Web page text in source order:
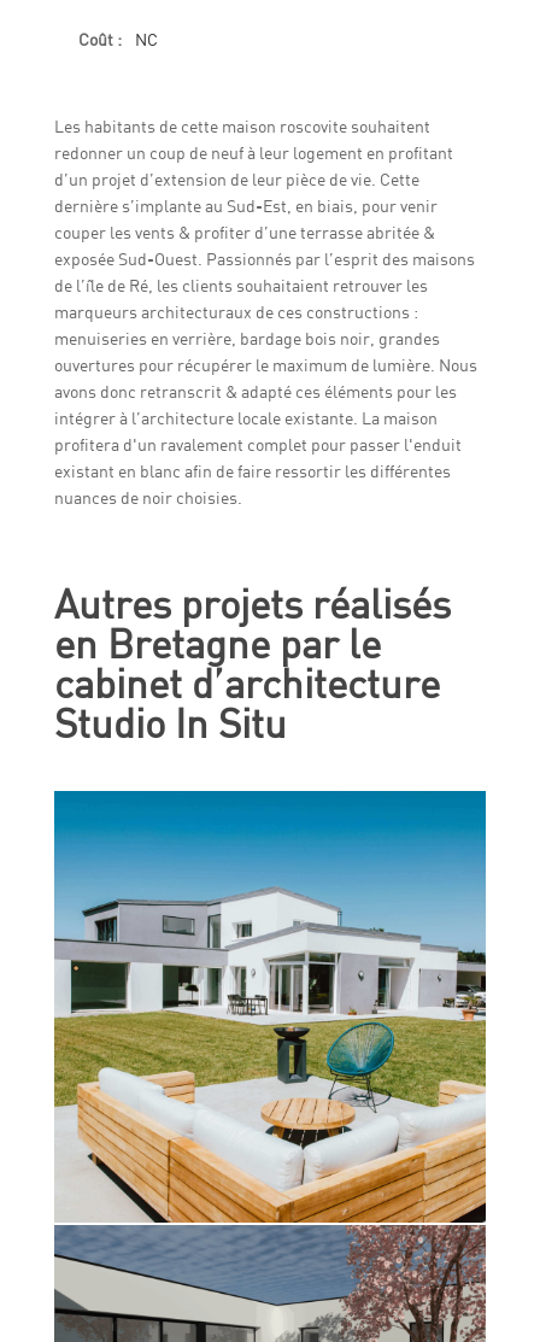
Coût : NC
Les habitants de cette maison roscovite souhaitent
redonner un coup de neuf à leur logement en profitant
d’un projet d’extension de leur pièce de vie. Cette
dernière s’implante au Sud-Est, en biais, pour venir
couper les vents & profiter d’une terrasse abritée &
exposée Sud-Ouest. Passionnés par l’esprit des maisons
de l’île de Ré, les clients souhaitaient retrouver les
marqueurs architecturaux de ces constructions :
menuiseries en verrière, bardage bois noir, grandes
ouvertures pour récupérer le maximum de lumière. Nous
avons donc retranscrit & adapté ces éléments pour les
intégrer à l’architecture locale existante. La maison
profitera d'un ravalement complet pour passer l'enduit
existant en blanc afin de faire ressortir les différentes
nuances de noir choisies.
Autres projets réalisés
en Bretagne par le
cabinet d’architecture
Studio In Situ